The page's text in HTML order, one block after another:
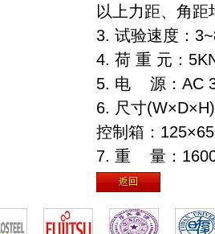
以上力距、角
3. 试验速度：
4. 荷 重 元：
5. 电 源：AC
6. 尺寸
控制箱：
7. 重 量：